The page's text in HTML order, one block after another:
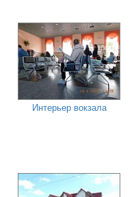
Интерьер вокзала